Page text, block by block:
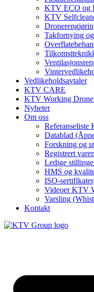
KTV ECO og
KTV
Takfornying
Vedlikeholdsavtaler
KTV CARE
KTV Working Drone
Nyheter
Om oss
Referanseliste
Datablad
Forskning og
Registrert
Ledige
HMS og
ISO-
Videoer KTV
Varsling
Kontakt